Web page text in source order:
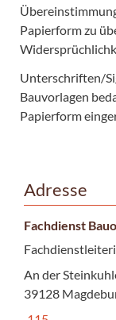
Papierform zu
Unterschriften/
Bauvorlagen
Papierform
Adresse
Fachdienst
An der
39128